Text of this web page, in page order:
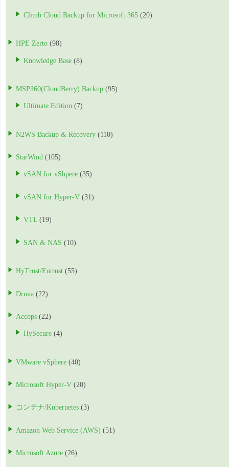
Climb Cloud Backup for Microsoft 365 (20)
HPE Zerto (98)
Knowledge Base (8)
MSP360(CloudBerry) Backup (95)
Ultimate Edition (7)
N2WS Backup & Recovery (110)
StarWind (105)
vSAN for vShpere (35)
vSAN for Hyper-V (31)
VTL (19)
SAN & NAS (10)
HyTrust/Entrust (55)
Druva (22)
Accops (22)
HySecure (4)
VMware vSphere (40)
Microsoft Hyper-V (20)
コンテナ/Kubernetes (3)
Amazon Web Service (AWS) (51)
Microsoft Azure (26)